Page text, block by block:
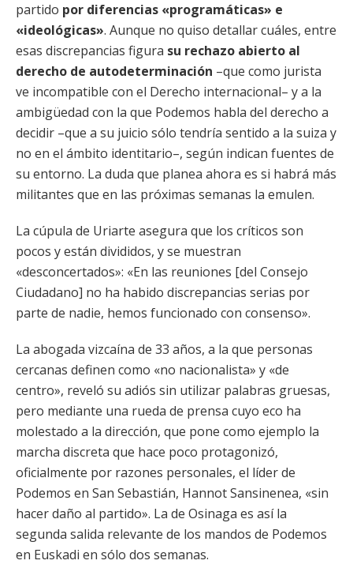
partido por diferencias «programáticas» e
«ideológicas». Aunque no quiso detallar cuáles, entre
esas discrepancias figura su rechazo abierto al
derecho de autodeterminación –que como jurista
ve incompatible con el Derecho internacional– y a la
ambigüedad con la que Podemos habla del derecho a
decidir –que a su juicio sólo tendría sentido a la suiza y
no en el ámbito identitario–, según indican fuentes de
su entorno. La duda que planea ahora es si habrá más
militantes que en las próximas semanas la emulen.
La cúpula de Uriarte asegura que los críticos son
pocos y están divididos, y se muestran
«desconcertados»: «En las reuniones [del Consejo
Ciudadano] no ha habido discrepancias serias por
parte de nadie, hemos funcionado con consenso».
La abogada vizcaína de 33 años, a la que personas
cercanas definen como «no nacionalista» y «de
centro», reveló su adiós sin utilizar palabras gruesas,
pero mediante una rueda de prensa cuyo eco ha
molestado a la dirección, que pone como ejemplo la
marcha discreta que hace poco protagonizó,
oficialmente por razones personales, el líder de
Podemos en San Sebastián, Hannot Sansinenea, «sin
hacer daño al partido». La de Osinaga es así la
segunda salida relevante de los mandos de Podemos
en Euskadi en sólo dos semanas.